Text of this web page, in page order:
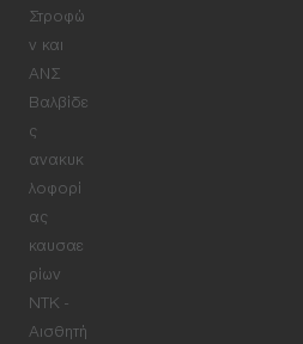
Στροφώ
ν και
ΑΝΣ
Βαλβίδε
ς
ανακυκ
λοφορί
ας
καυσαε
ρίων
NTK -
Αισθητή